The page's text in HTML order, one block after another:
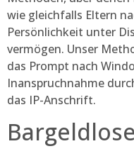
wie gleichfalls Eltern
Persönlichkeit unter
vermögen. Unser
das Prompt nach
Inanspruchnahme
das IP-Anschrift.